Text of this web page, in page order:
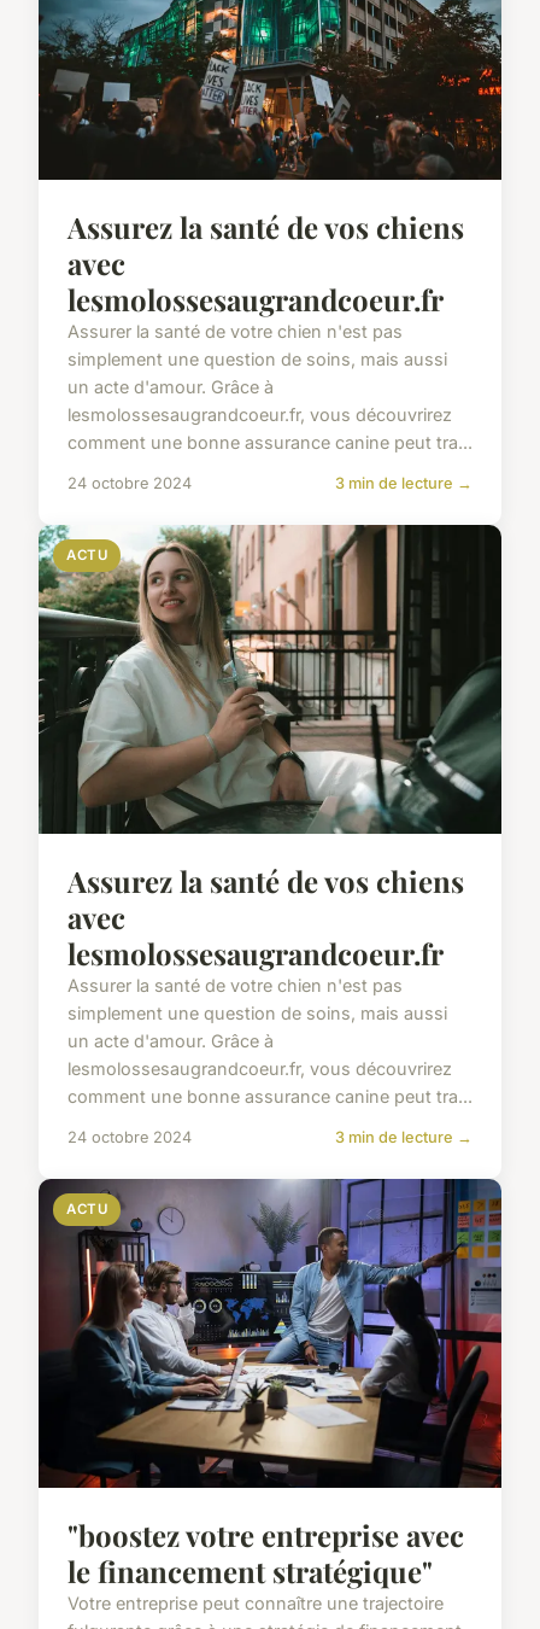
Assurez la santé de vos chiens
avec
lesmolossesaugrandcoeur.fr
Assurer la santé de votre chien n'est pas
simplement une question de soins, mais aussi
un acte d'amour. Grâce à
lesmolossesaugrandcoeur.fr, vous découvrirez
comment une bonne assurance canine peut tra...
24 octobre 2024 3 min de lecture →
ACTU
Assurez la santé de vos chiens
avec
lesmolossesaugrandcoeur.fr
Assurer la santé de votre chien n'est pas
simplement une question de soins, mais aussi
un acte d'amour. Grâce à
lesmolossesaugrandcoeur.fr, vous découvrirez
comment une bonne assurance canine peut tra...
24 octobre 2024 3 min de lecture →
ACTU
"boostez votre entreprise avec
le financement stratégique"
Votre entreprise peut connaître une trajectoire